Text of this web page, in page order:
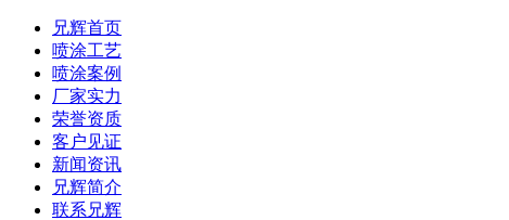
兄辉首页
喷涂工艺
喷涂案例
厂家实力
荣誉资质
客户见证
新闻资讯
兄辉简介
联系兄辉